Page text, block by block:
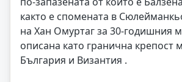
както е спомената в
на Хан Омуртаг за 30-годишния
описана като гранична крепост
България и Византия .